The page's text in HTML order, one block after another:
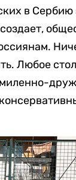
в Сербию
Любое